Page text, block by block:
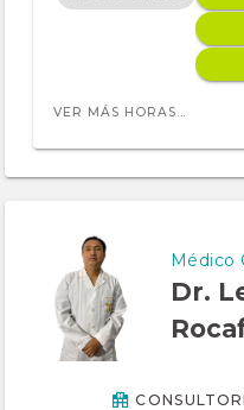
VER MÁS HORAS...
Médico
Dr.